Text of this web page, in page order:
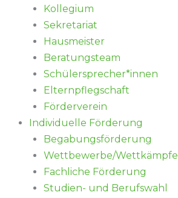
Kollegium
Sekretariat
Hausmeister
Beratungsteam
Schülersprecher*innen
Elternpflegschaft
Förderverein
Individuelle Förderung
Begabungsförderung
Wettbewerbe/Wettkämpfe
Fachliche Förderung
Studien- und Berufswahl